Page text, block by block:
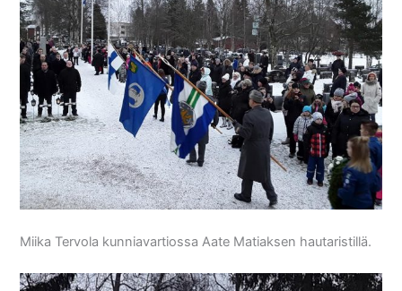
Miika Tervola kunniavartiossa Aate Matiaksen hautaristillä.